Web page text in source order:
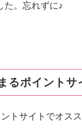
た。忘れずに♪
るポイントサ
トサイトでオス